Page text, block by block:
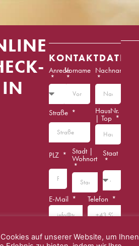
IN
KONTAKTDATEN
AnredeVorname Nachname
Straße HausNr.
| Top
PLZ Stadt |
Wohnort
Staat
E-Mail Telefon
auf unserer Website, um Ihnen